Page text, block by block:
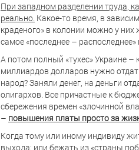
При западном разделении труда,
реально. Какое-то время, в
краденого» в колонии можно у
самое «последнее –
А потом полный «тухес» Украине –
миллиардов долларов нужно
народ? Заняли денег, на деньги
олигархов. Все причастные к
сбережения времен «злочинной
– повышения платы просто за
Когда тому или иному индивиду
выхода: или бежать из «страны